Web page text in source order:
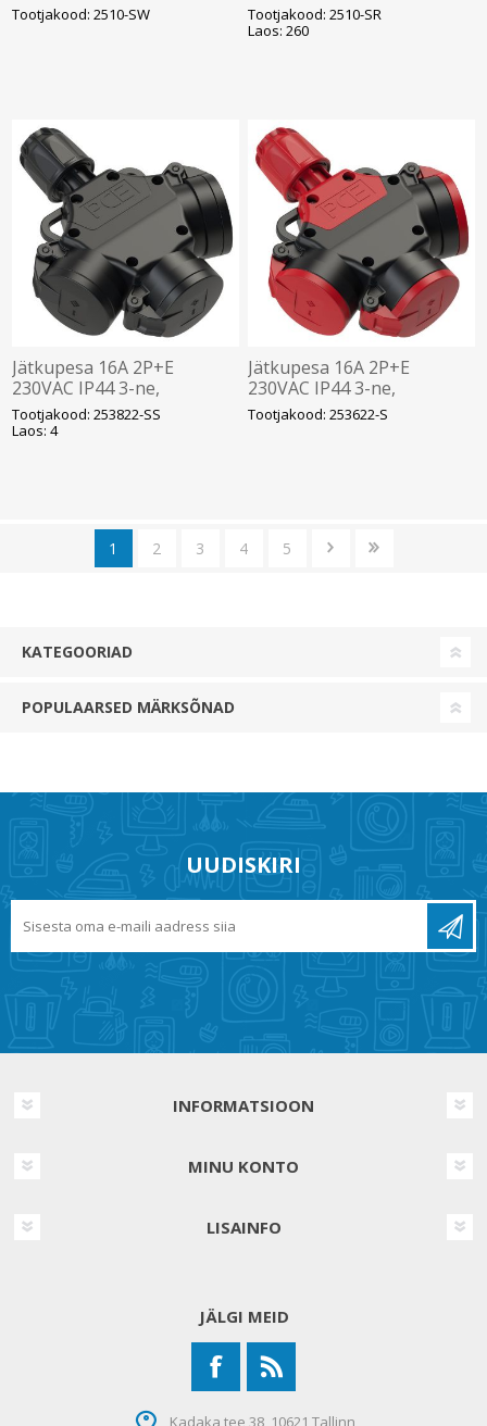
Schuko, PCE
Tootjakood: 2510-SW
Schuko, PCE
Tootjakood: 2510-SR
Laos: 260
Jätkupesa 16A 2P+E
230VAC IP44 3-ne,
kummist, hingedel klapiga,
must, Schuko, PCE
Tootjakood: 253822-SS
Laos: 4
Jätkupesa 16A 2P+E
230VAC IP44 3-ne,
kummist, hingedel klapiga,
TOP TAURUS, Schuko, PCE
Tootjakood: 253622-S
1 2 3 4 5
KATEGOORIAD
POPULAARSED MÄRKSÕNAD
UUDISKIRI
INFORMATSIOON
MINU KONTO
LISAINFO
JÄLGI MEID